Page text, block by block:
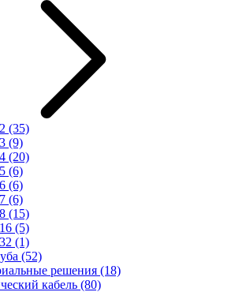
(35)
(9)
(20)
(6)
(6)
(6)
(15)
(5)
(1)
(52)
решения (18)
кабель (80)